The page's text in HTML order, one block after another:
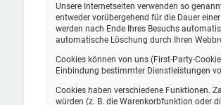
Unsere Internetseiten verwenden so
entweder vorübergehend für die Dauer
werden nach Ende Ihres Besuchs
automatische Löschung durch Ihren
Cookies können von uns (First-Party-
Einbindung bestimmter Dienstleistungen
Cookies haben verschiedene Funktionen.
würden (z. B. die Warenkorbfunktion oder